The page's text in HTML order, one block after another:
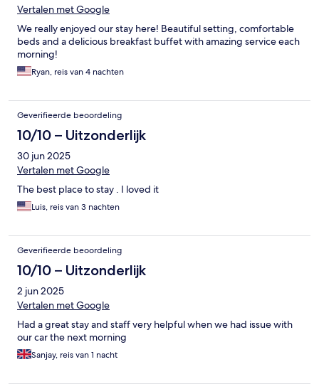
Vertalen met Google
We really enjoyed our stay here! Beautiful setting, comfortable
beds and a delicious breakfast buffet with amazing service each
morning!
Ryan, reis van 4 nachten
Geverifieerde beoordeling
10/10 – Uitzonderlijk
30 jun 2025
Vertalen met Google
The best place to stay . I loved it
Luis, reis van 3 nachten
Geverifieerde beoordeling
10/10 – Uitzonderlijk
2 jun 2025
Vertalen met Google
Had a great stay and staff very helpful when we had issue with
our car the next morning
Sanjay, reis van 1 nacht